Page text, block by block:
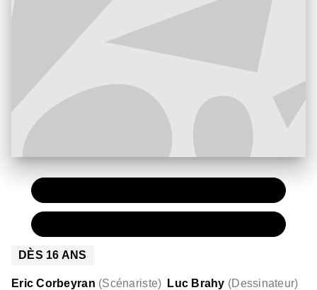
DÈS 16 ANS
Eric Corbeyran (Scénariste) Luc Brahy (Dessinateur)